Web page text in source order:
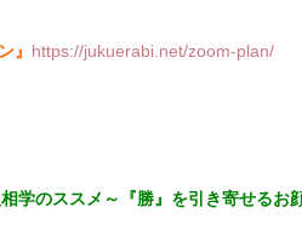
』 https://jukuerabi.net/zoom-plan/
学のススメ～『勝』を引き寄せるお